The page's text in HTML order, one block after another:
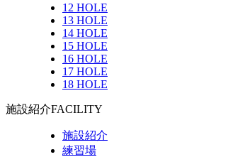
12 HOLE
13 HOLE
14 HOLE
15 HOLE
16 HOLE
17 HOLE
18 HOLE
施設紹介FACILITY
施設紹介
練習場